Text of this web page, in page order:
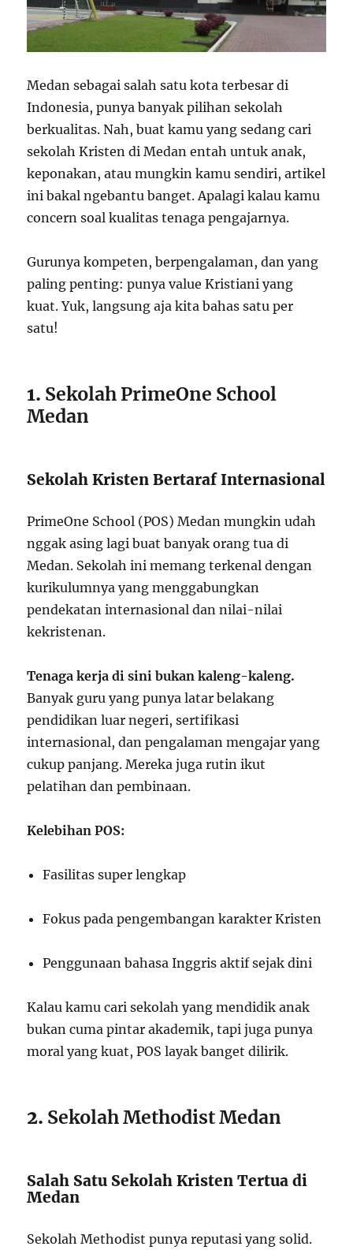
Medan sebagai salah satu kota terbesar di
Indonesia, punya banyak pilihan sekolah
berkualitas. Nah, buat kamu yang sedang cari
sekolah Kristen di Medan entah untuk anak,
keponakan, atau mungkin kamu sendiri, artikel
ini bakal ngebantu banget. Apalagi kalau kamu
concern soal kualitas tenaga pengajarnya.
Gurunya kompeten, berpengalaman, dan yang
paling penting: punya value Kristiani yang
kuat. Yuk, langsung aja kita bahas satu per
satu!
1. Sekolah PrimeOne School
Medan
Sekolah Kristen Bertaraf Internasional
PrimeOne School (POS) Medan mungkin udah
nggak asing lagi buat banyak orang tua di
Medan. Sekolah ini memang terkenal dengan
kurikulumnya yang menggabungkan
pendekatan internasional dan nilai-nilai
kekristenan.
Tenaga kerja di sini bukan kaleng-kaleng.
Banyak guru yang punya latar belakang
pendidikan luar negeri, sertifikasi
internasional, dan pengalaman mengajar yang
cukup panjang. Mereka juga rutin ikut
pelatihan dan pembinaan.
Kelebihan POS:
Fasilitas super lengkap
Fokus pada pengembangan karakter Kristen
Penggunaan bahasa Inggris aktif sejak dini
Kalau kamu cari sekolah yang mendidik anak
bukan cuma pintar akademik, tapi juga punya
moral yang kuat, POS layak banget dilirik.
2. Sekolah Methodist Medan
Salah Satu Sekolah Kristen Tertua di
Medan
Sekolah Methodist punya reputasi yang solid.